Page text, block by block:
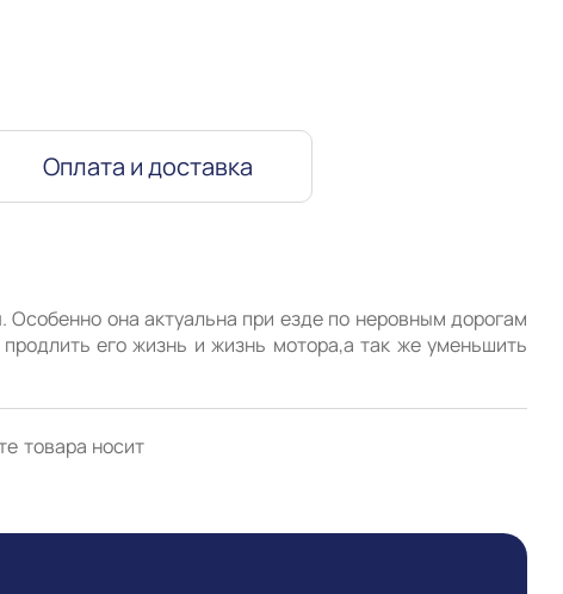
Оплата и доставка
она актуальна при езде по неровным дорогам
его жизнь и жизнь мотора,а так же уменьшить
товара носит